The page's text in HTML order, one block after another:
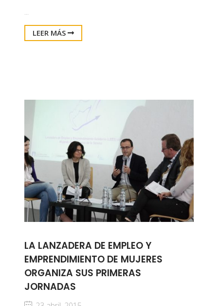
...
LEER MÁS
LA LANZADERA DE EMPLEO Y
EMPRENDIMIENTO DE MUJERES
ORGANIZA SUS PRIMERAS
JORNADAS